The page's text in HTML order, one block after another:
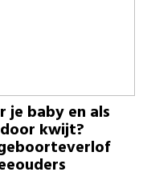
je baby en als
kwijt?